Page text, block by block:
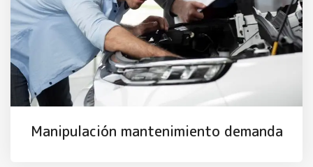
Manipulación mantenimiento demanda